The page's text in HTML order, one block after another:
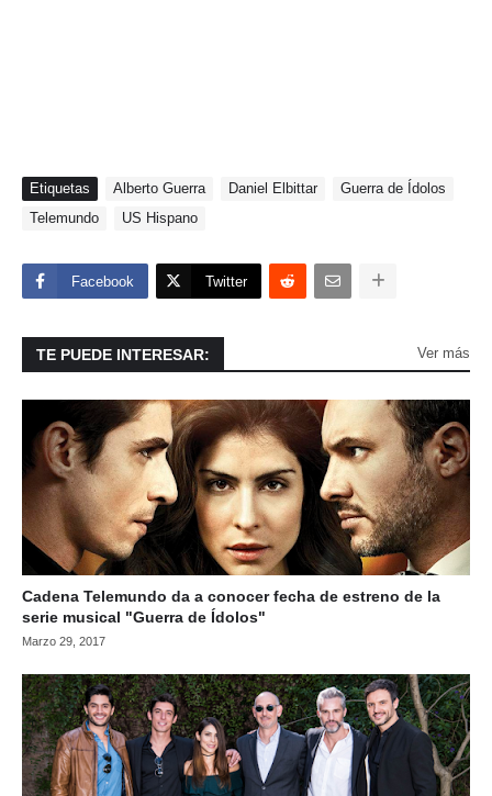
Etiquetas Alberto Guerra Daniel Elbittar
Guerra de Ídolos
Telemundo
US Hispano
Facebook Twitter
TE PUEDE INTERESAR: Ver más
Cadena Telemundo da a conocer fecha de estreno de la
serie musical "Guerra de Ídolos"
Marzo 29, 2017